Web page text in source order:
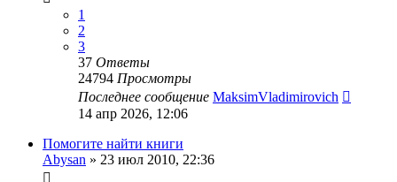
1
2
3
37 Ответы
24794 Просмотры
Последнее сообщение MaksimVladimirovich
14 апр 2026, 12:06
Помогите найти книги
Abysan » 23 июл 2010, 22:36